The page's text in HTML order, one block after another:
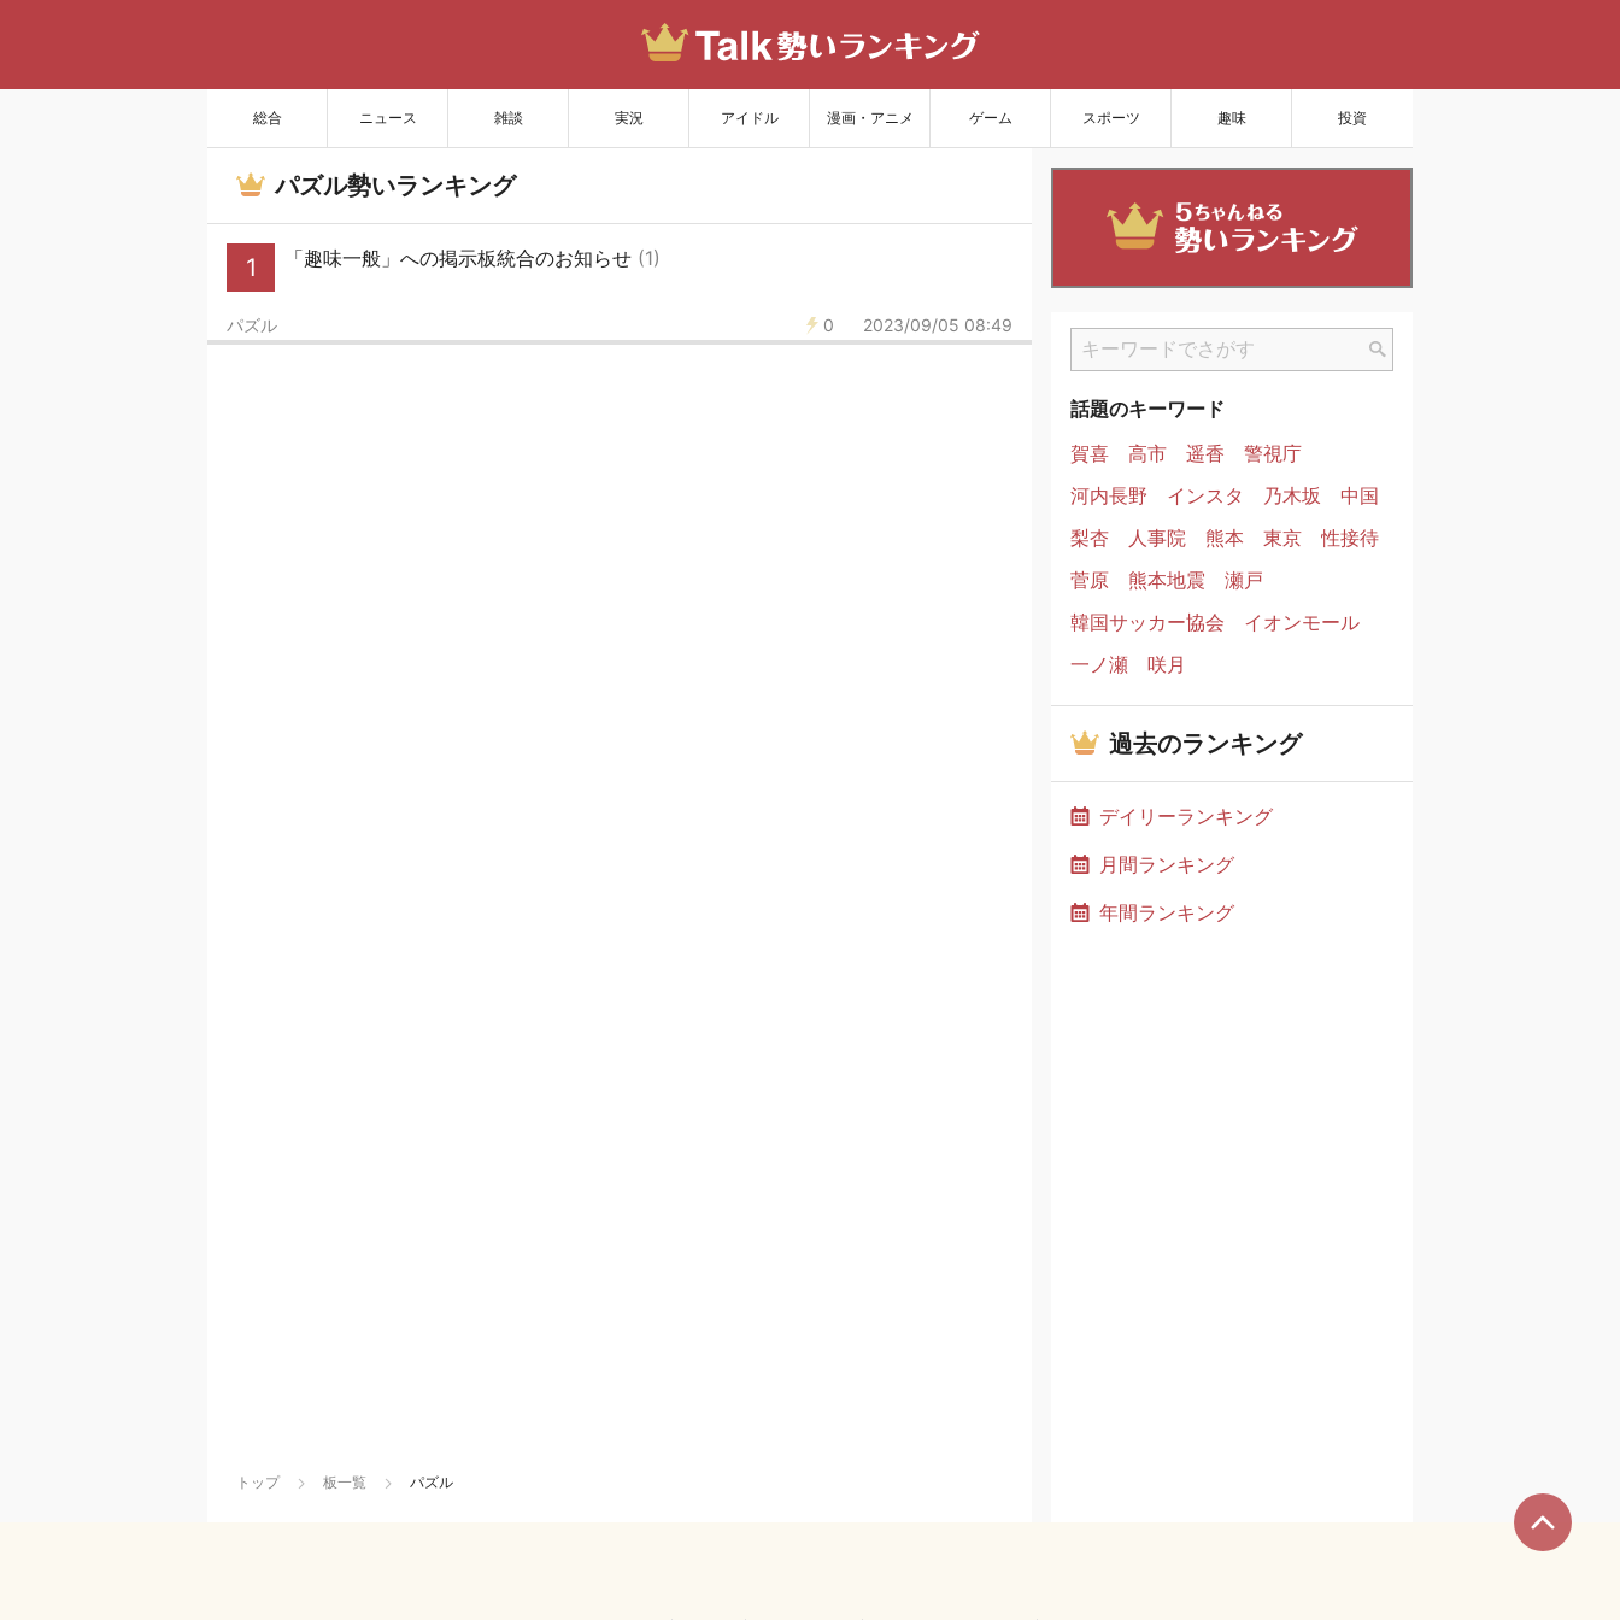
総合 ニュース 雑談 実況 アイドル 漫画・アニメ ゲーム スポーツ 趣味 投資
サイトを更新
パズル勢いランキング
1 「趣味一般」への掲示板統合のお知らせ (1)
0 2023/09/05 08:49
パズル
話題のキーワード
賀喜
高市 遥香
警視庁
河内長野
インスタ 乃木坂
中国
梨杏
人事院 熊本 東京
性接待
菅原
熊本地震
瀬戸
韓国サッカー協会
イオンモール
一ノ瀬
咲月
過去のランキング
デイリーランキング
月間ランキング
年間ランキング
トップ 板一覧 パズル